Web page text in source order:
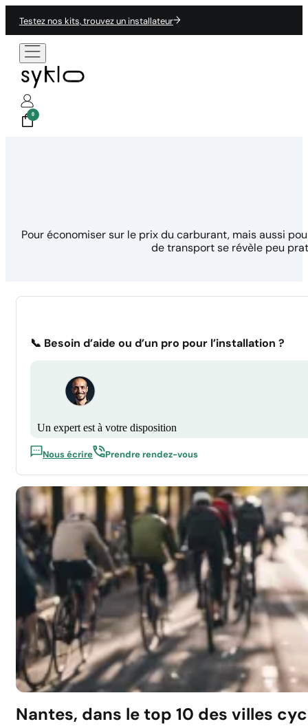
Testez nos kits, trouvez un installateur
0
Pour économiser sur le prix du carburant, mais aussi
de transport se révèle peu
📞 Besoin d’aide ou d’un pro pour l’installation ?
Un expert est à votre disposition
Nous écrire Prendre rendez-vous
Nantes, dans le top 10 des villes